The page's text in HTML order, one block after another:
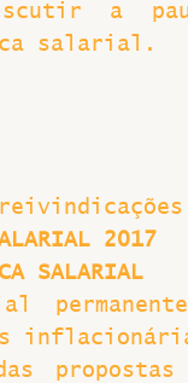
a
salarial.
2017
SALARIAL
propostas